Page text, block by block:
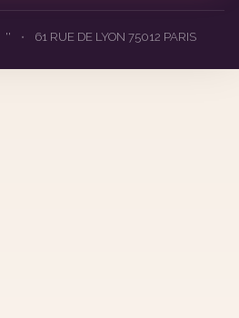
'' • 61 RUE DE LYON 75012 PARIS